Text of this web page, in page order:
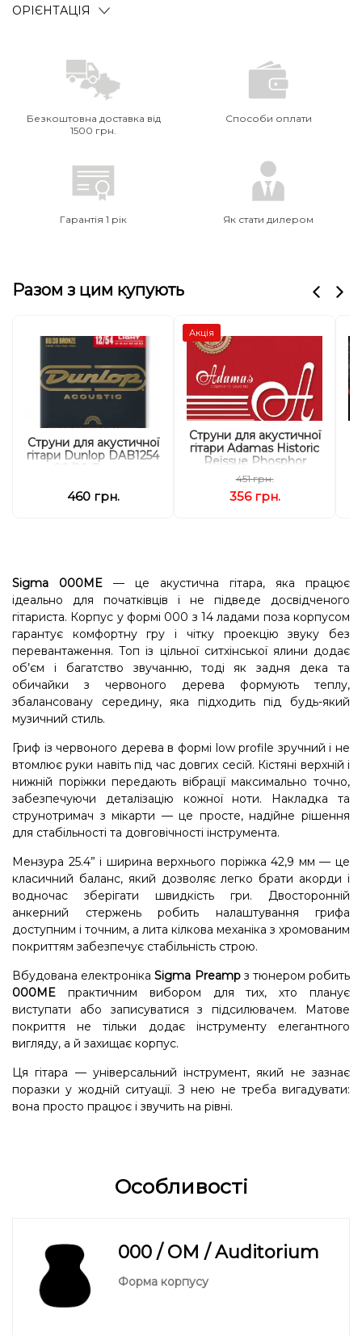
ОРІЄНТАЦІЯ
Безкоштовна доставка від
1500 грн.
Способи оплати
Гарантія 1 рік Як стати дилером
Разом з цим купують
Струни для акустичної
гітари Dunlop DAB1254
80/20 Bronze
460 грн.
Акція
Струни для акустичної
гітари Adamas Historic
Reissue Phosphor
Bronze 1818, 12-53w
451 грн.
356 грн.
Sigma 000ME — це акустична гітара, яка працює
ідеально для початківців і не підведе досвідченого
гітариста. Корпус у формі 000 з 14 ладами поза корпусом
гарантує комфортну гру і чітку проекцію звуку без
перевантаження. Топ із цільної ситхінської ялини додає
об’єм і багатство звучанню, тоді як задня дека та
обичайки з червоного дерева формують теплу,
збалансовану середину, яка підходить під будь-який
музичний стиль.
Гриф із червоного дерева в формі low profile зручний і не
втомлює руки навіть під час довгих сесій. Кістяні верхній і
нижній поріжки передають вібрації максимально точно,
забезпечуючи деталізацію кожної ноти. Накладка та
струнотримач з мікарти — це просте, надійне рішення
для стабільності та довговічності інструмента.
Мензура 25.4” і ширина верхнього поріжка 42,9 мм — це
класичний баланс, який дозволяє легко брати акорди і
водночас зберігати швидкість гри. Двосторонній
анкерний стержень робить налаштування грифа
доступним і точним, а лита кілкова механіка з хромованим
покриттям забезпечує стабільність строю.
Вбудована електронікаSigma Preamp з тюнером робить
000ME практичним вибором для тих, хто планує
виступати або записуватися з підсилювачем. Матове
покриття не тільки додає інструменту елегантного
вигляду, а й захищає корпус.
Ця гітара — універсальний інструмент, який не зазнає
поразки у жодній ситуації. З нею не треба вигадувати:
вона просто працює і звучить на рівні.
Особливості
000 / OM / Auditorium
Форма корпусу